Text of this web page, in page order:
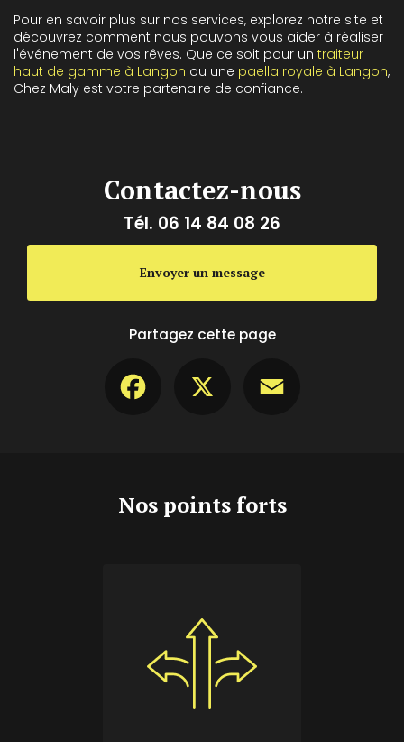
Pour en savoir plus sur nos services, explorez notre site et
découvrez comment nous pouvons vous aider à réaliser
l'événement de vos rêves. Que ce soit pour un traiteur
haut de gamme à Langon ou une paella royale à Langon,
Chez Maly est votre partenaire de confiance.
Contactez-nous
Tél. 06 14 84 08 26
Envoyer un message
Partagez cette page
Nos points forts